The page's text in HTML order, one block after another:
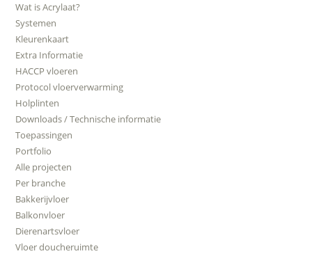
Wat is Acrylaat?
Systemen
Kleurenkaart
Extra Informatie
HACCP vloeren
Protocol vloerverwarming
Holplinten
Downloads / Technische informatie
Toepassingen
Portfolio
Alle projecten
Per branche
Bakkerijvloer
Balkonvloer
Dierenartsvloer
Vloer doucheruimte